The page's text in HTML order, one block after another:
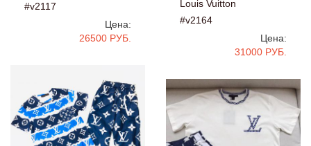
#v2117
Цена:
26500 РУБ.
Louis Vuitton
#v2164
Цена:
31000 РУБ.